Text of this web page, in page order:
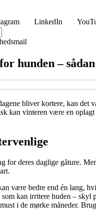
LinkedIn
hunden –
bliver kortere, kan
kan vinteren være en
for deres daglige gåture.
være bedre end én lang,
som kan irritere huden – skyl
i de mørke måneder.